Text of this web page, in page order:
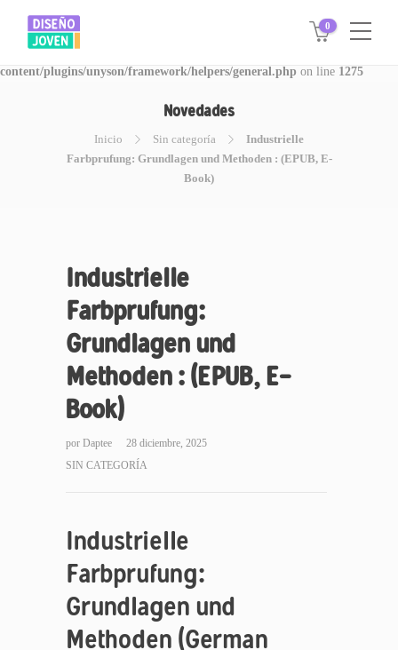
Warning: Invalid argument supplied for foreach() in
/www/disegnojoven.com.ar/htdocs/wp-
content/plugins/unyson/framework/helpers/general.php on line 1275
0
Novedades
Inicio Sin categoría
Industrielle
Farbprufung: Grundlagen und Methoden : (EPUB, E-
Book)
Industrielle
Farbprufung:
Grundlagen und
Methoden : (EPUB, E-
Book)
por Daptee
28 diciembre, 2025
SIN CATEGORÍA
Industrielle
Farbprufung:
Grundlagen und
Methoden (German